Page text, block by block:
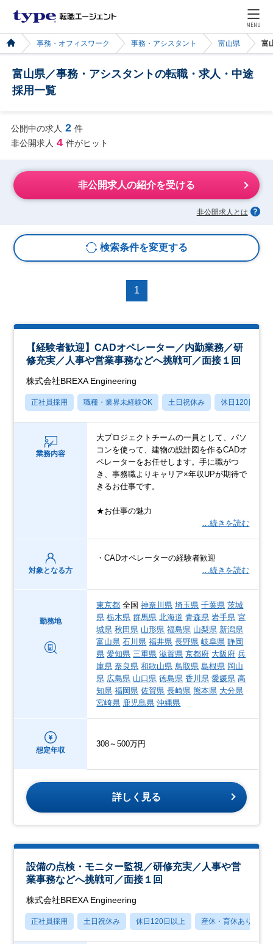
MENU
事務・オフィスワーク 事務・アシスタント 富山県 富
富山県／事務・アシスタントの転職・求人・中途
採用一覧
公開中の求人 2 件
非公開求人 4 件がヒット
非公開求人の紹介を受ける
非公開求人とは
検索条件を変更する
1
【経験者歓迎】CADオペレーター／内勤業務／研
修充実／人事や営業事務などへ挑戦可／面接１回
株式会社BREXA Engineering
正社員採用 職種・業界未経験OK 土日祝休み 休日120日以上
業務内容
大プロジェクトチームの一員として、パソ
コンを使って、建物の設計図を作るCADオ
ペレーターをお任せします。手に職がつ
き、事務職よりキャリア×年収UPが期待で
きるお仕事です。
★お仕事の魅力
…続きを読む
対象となる方
・CADオペレーターの経験者歓迎
…続きを読む
勤務地
東京都 全国神奈川県 埼玉県 千葉県 茨城
県 栃木県 群馬県 北海道 青森県 岩手県 宮
城県 秋田県 山形県 福島県 山梨県 新潟県
富山県 石川県 福井県 長野県 岐阜県 静岡
県 愛知県 三重県 滋賀県 京都府 大阪府 兵
庫県 奈良県 和歌山県 鳥取県 島根県 岡山
県 広島県 山口県 徳島県 香川県 愛媛県 高
知県 福岡県 佐賀県 長崎県 熊本県 大分県
宮崎県 鹿児島県 沖縄県
想定年収
308～500万円
詳しく見る
設備の点検・モニター監視／研修充実／人事や営
業事務などへ挑戦可／面接１回
株式会社BREXA Engineering
正社員採用 土日祝休み 休日120日以上 産休・育休あり